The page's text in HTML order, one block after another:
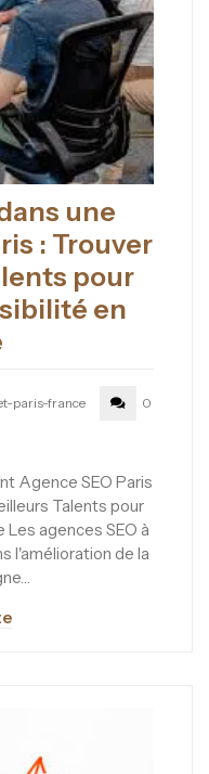
une
: Trouver
pour
en
paris-france 0
Agence SEO Paris
Talents pour
agences SEO à
l'amélioration de la